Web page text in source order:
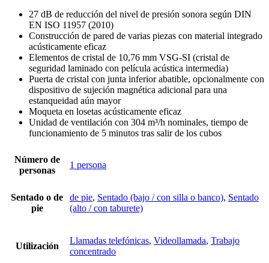
27 dB de reducción del nivel de presión sonora según DIN
EN ISO 11957 (2010)
Construcción de pared de varias piezas con material integrado
acústicamente eficaz
Elementos de cristal de 10,76 mm VSG-SI (cristal de
seguridad laminado con película acústica intermedia)
Puerta de cristal con junta inferior abatible, opcionalmente con
dispositivo de sujeción magnética adicional para una
estanqueidad aún mayor
Moqueta en losetas acústicamente eficaz
Unidad de ventilación con 304 m³/h nominales, tiempo de
funcionamiento de 5 minutos tras salir de los cubos
Número de
personas
1 persona
Sentado o de
pie
de pie, Sentado (bajo / con silla o banco), Sentado
(alto / con taburete)
Utilización
Llamadas telefónicas, Videollamada, Trabajo
concentrado